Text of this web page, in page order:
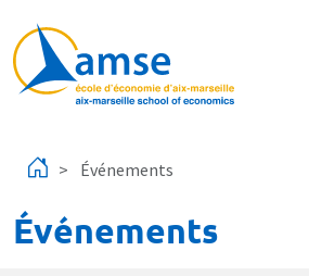
Événements
Événements